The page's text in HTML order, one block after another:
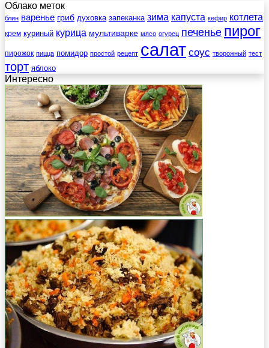
Облако меток
блин варенье гриб духовка запеканка зима капуста кефир котлета
крем куриный курица мультиварке мясо огурец печенье пирог
пирожок пицца помидор простой рецепт салат соус творожный тест
торт яблоко
Интересно